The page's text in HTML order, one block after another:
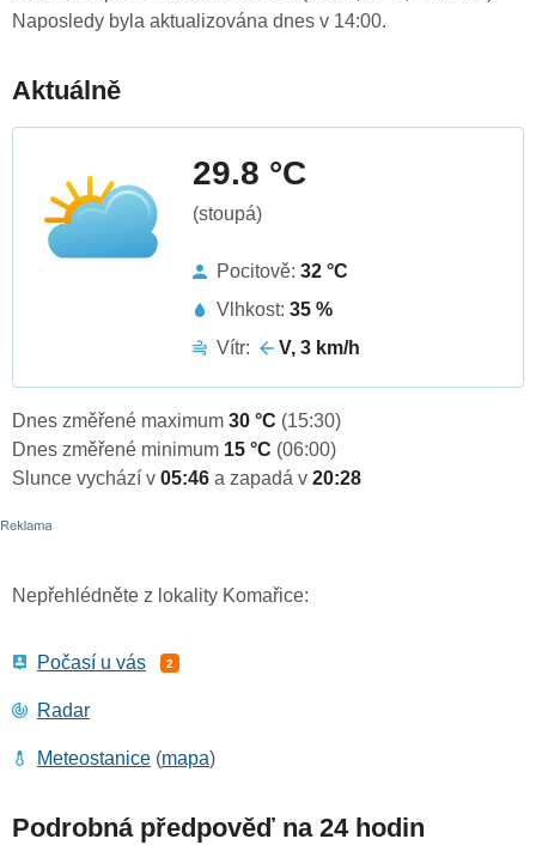
Naposledy byla aktualizována dnes v 14:00.
Aktuálně
29.8 °C
(stoupá)
Pocitově: 32 °C
Vlhkost: 35 %
Vítr:
V, 3 km/h
Dnes změřené maximum 30 °C (15:30)
Dnes změřené minimum 15 °C (06:00)
Slunce vychází v 05:46 a zapadá v 20:28
Nepřehlédněte z lokality Komařice:
Počasí u vás 2
Radar
Meteostanice (mapa)
Podrobná předpověď na 24 hodin